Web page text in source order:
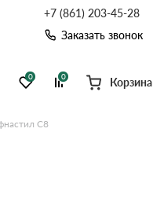
+7 (861) 203-45-28
Заказать звонок
0 0 Корзина
C8